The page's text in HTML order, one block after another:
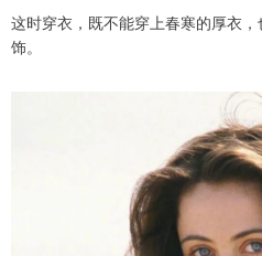
这时穿衣，既不能穿上春寒的厚衣
饰。